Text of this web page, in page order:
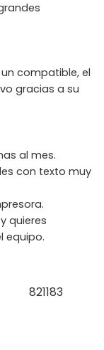
compatible, el
gracias a su
al mes.
con texto muy
y quieres
equipo.
821183